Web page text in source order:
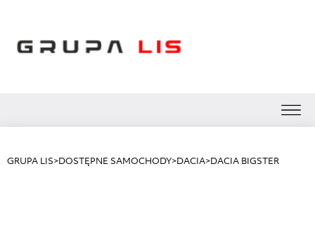
GRUPA LIS>DOSTĘPNE SAMOCHODY>DACIA>DACIA BIGSTER